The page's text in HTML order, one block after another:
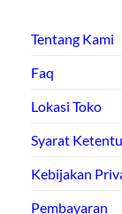
Tentang Kami
Faq
Lokasi Toko
Syarat
Kebijakan
Pembayaran